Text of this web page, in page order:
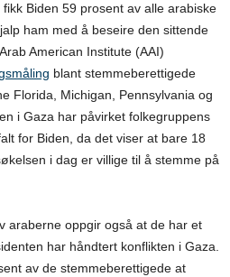
Biden 59 prosent av alle arabiske
ham med å beseire den sittende
American Institute (AAI)
blant stemmeberettigede
Florida, Michigan, Pennsylvania og
i Gaza har påvirket folkegruppens
for Biden, da det viser at bare 18
i dag er villige til å stemme på
araberne oppgir også at de har et
har håndtert konflikten i Gaza.
av de stemmeberettigede at